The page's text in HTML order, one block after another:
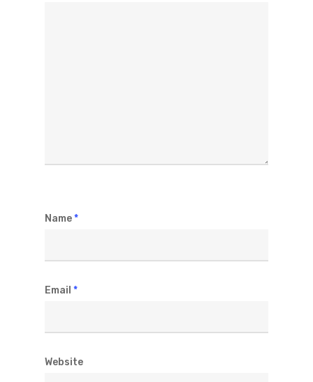
Name*
Email *
Website